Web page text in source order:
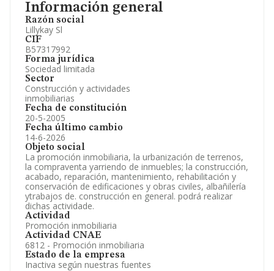
Información general
Razón social
Lillykay Sl
CIF
B57317992
Forma jurídica
Sociedad limitada
Sector
Construcción y actividades
inmobiliarias
Fecha de constitución
20-5-2005
Fecha último cambio
14-6-2026
Objeto social
La promoción inmobiliaria, la urbanización de terrenos,
la compraventa yarriendo de inmuebles; la construcción,
acabado, reparación, mantenimiento, rehabilitación y
conservación de edificaciones y obras civiles, albañilería
ytrabajos de. construcción en general. podrá realizar
dichas actividade.
Actividad
Promoción inmobiliaria
Actividad CNAE
6812 - Promoción inmobiliaria
Estado de la empresa
Inactiva según nuestras fuentes